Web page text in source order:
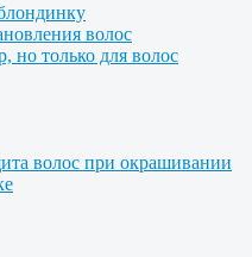
волос
но только для волос
волос при окрашивании